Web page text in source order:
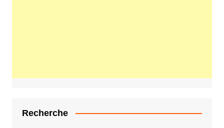
Recherche